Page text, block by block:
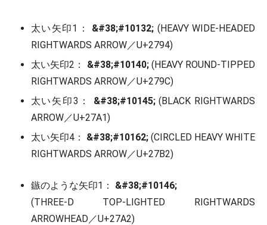
太い矢印1： &#38;#10132; (HEAVY WIDE-HEADED
RIGHTWARDS ARROW／U+2794)
太い矢印2： &#38;#10140;(HEAVY ROUND-TIPPED
RIGHTWARDS ARROW／U+279C)
太い矢印3： &#38;#10145;(BLACK RIGHTWARDS
ARROW／U+27A1)
太い矢印4： &#38;#10162;(CIRCLED HEAVY WHITE
RIGHTWARDS ARROW／U+27B2)
鏃のような矢印1： &#38;#10146;
(THREE-D TOP-LIGHTED RIGHTWARDS
ARROWHEAD／U+27A2)